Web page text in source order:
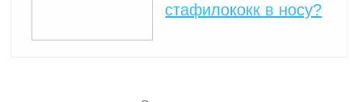
стафилококк в носу?